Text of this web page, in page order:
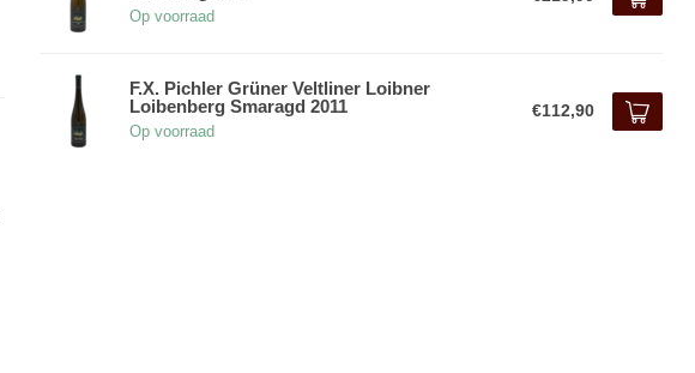
Op voorraad
F.X. Pichler Grüner Veltliner Loibner
Loibenberg Smaragd 2011
Op voorraad
€112,90